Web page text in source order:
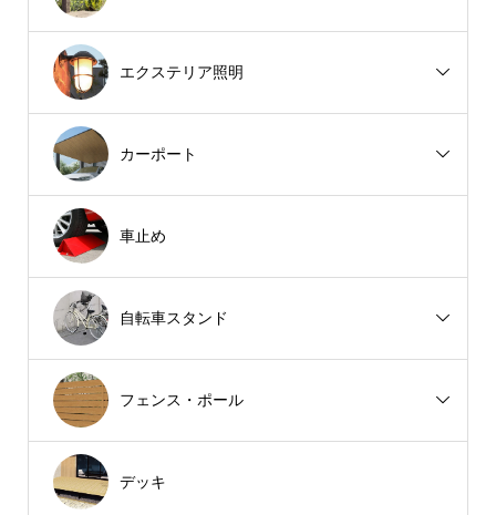
エクステリア照明
カーポート
車止め
自転車スタンド
フェンス・ポール
デッキ